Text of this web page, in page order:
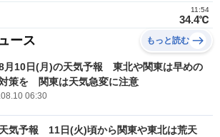
34.4℃
11:54
ース もっと読む
月10日(月)の天気予報 東北や関東は早めの
策を 関東は天気急変に注意
06:30
気予報 11日(火)頃から関東や東北は荒天